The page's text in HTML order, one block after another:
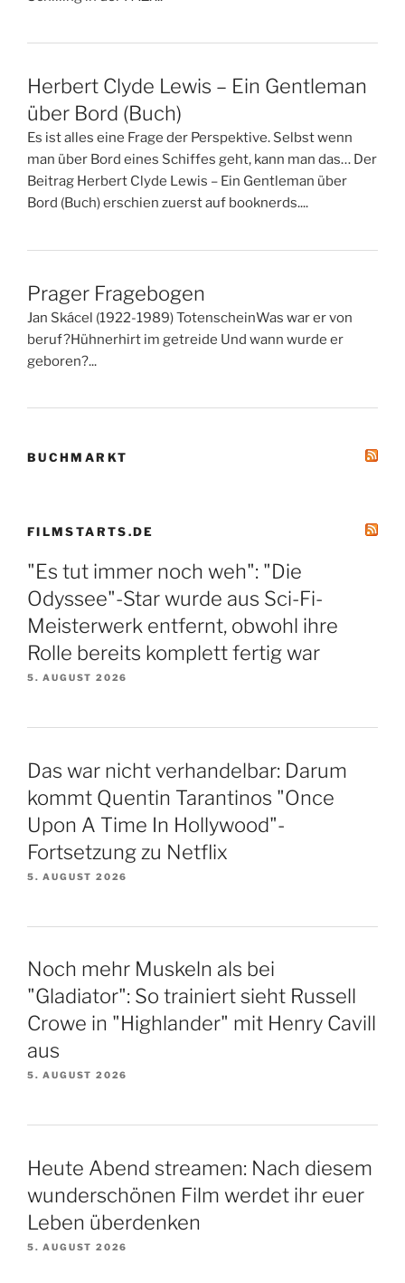
Herbert Clyde Lewis – Ein Gentleman
über Bord (Buch)
Es ist alles eine Frage der Perspektive. Selbst wenn
man über Bord eines Schiffes geht, kann man das… Der
Beitrag Herbert Clyde Lewis – Ein Gentleman über
Bord (Buch) erschien zuerst auf booknerds....
Prager Fragebogen
Jan Skácel (1922-1989) TotenscheinWas war er von
beruf?Hühnerhirt im getreide Und wann wurde er
geboren?...
BUCHMARKT
FILMSTARTS.DE
"Es tut immer noch weh": "Die
Odyssee"-Star wurde aus Sci-Fi-
Meisterwerk entfernt, obwohl ihre
Rolle bereits komplett fertig war
5. AUGUST 2026
Das war nicht verhandelbar: Darum
kommt Quentin Tarantinos "Once
Upon A Time In Hollywood"-
Fortsetzung zu Netflix
5. AUGUST 2026
Noch mehr Muskeln als bei
"Gladiator": So trainiert sieht Russell
Crowe in "Highlander" mit Henry Cavill
aus
5. AUGUST 2026
Heute Abend streamen: Nach diesem
wunderschönen Film werdet ihr euer
Leben überdenken
5. AUGUST 2026